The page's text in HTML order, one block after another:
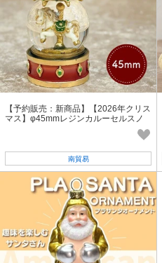
【予約販売：新商品】【2026年クリス
マス】φ45mmレジンカルーセルスノ
南貿易